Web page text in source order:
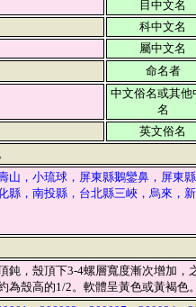
目中文名
科中文名
屬中文名
命名者
中文俗名或其他
名
英文俗名
，小琉球，屏東縣鵝鑾鼻，屏東
，南投縣，台北縣三峽，烏來，
，殼頂下3-4螺層寬度漸次增加，
殼高的1/2。軟體呈黃色或黃褐色。